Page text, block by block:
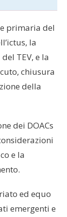
primaria del
la
TEV, e la
chiusura
della
dei DOACs
e la
ed equo
emergenti e